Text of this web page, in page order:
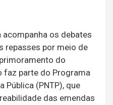
acompanha os debates
repasses por meio de
do
faz parte do Programa
Pública (PNTP), que
das emendas